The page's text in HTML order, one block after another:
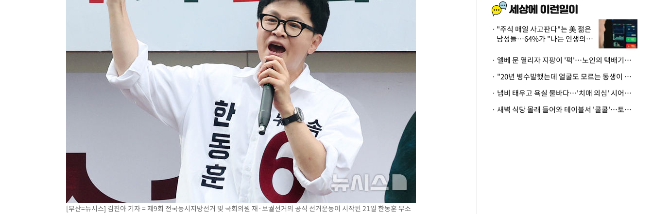
[부산=뉴시스] 김진아 기자 = 제9회 전국동시지방선거 및 국회의원 재·보궐선거의 공식 선거운동이 시작된 21일 한동훈 무소
"주식 매일 사고판다"는 美 젊은
남성들…64%가 "나는 인생의
· 엘베 문 열리자 지팡이 '퍽'…노인의 택배기사 폭행 이유
· "20년 병수발했는데 얼굴도 모르는 동생이 유산 절반을"…배다른 형제 상속권 있을까
· 냄비 태우고 욕실 물바다…'치매 의심' 시어머니 검사 권유했다가 '날벼락'
· 새벽 식당 몰래 들어와 테이블서 '쿨쿨'…토사물 남기고 사라진 남성